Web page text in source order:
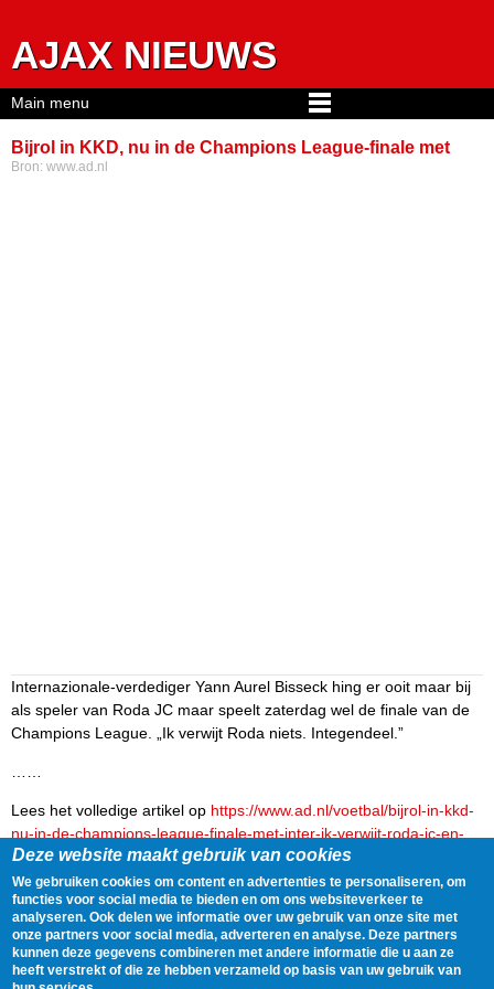
AJAX NIEUWS
Bijrol in KKD, nu in de Champions League-finale met
Bron: www.ad.nl
Internazionale-verdediger Yann Aurel Bisseck hing er ooit maar bij
als speler van Roda JC maar speelt zaterdag wel de finale van de
Champions League. „Ik verwijt Roda niets. Integendeel.”
Lees het volledige artikel op https://www.ad.nl/voetbal/bijrol-in-kkd-
nu-in-de-champions-league-finale-met-inter-ik-verwijt-roda-jc-en-
de-mensen-die-daar-werkten-niets~a62cbaa8/
Delen Tweet 29 May, 2025 - 12:15
Gegevens
Main menu
Deze website maakt gebruik van cookies
We gebruiken cookies om content en advertenties te personaliseren, om
functies voor social media te bieden en om ons websiteverkeer te
analyseren. Ook delen we informatie over uw gebruik van onze site met
onze partners voor social media, adverteren en analyse. Deze partners
kunnen deze gegevens combineren met andere informatie die u aan ze
heeft verstrekt of die ze hebben verzameld op basis van uw gebruik van